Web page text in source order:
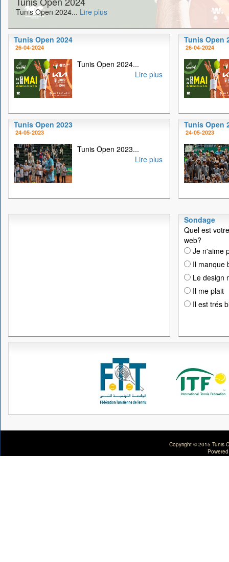
Tunis Open 2024... Lire plus
Tunis Open 2024
26-04-2024
Tunis Open 2024...
Lire plus
Tunis Open
26-04-2024
Tunis Open 2023
24-05-2023
Tunis Open 2023...
Lire plus
Tunis Open
24-05-2023
Sondage
Quel est
web?
Je n'aime
Il manque
Le design
Il me plait
Il est trés
Copyright © 2015 Tunis